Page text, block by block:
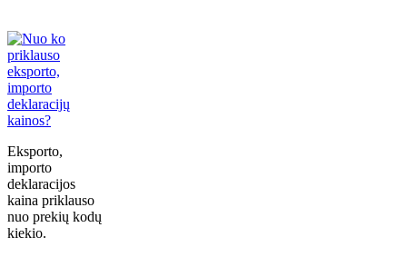
Eksporto,
importo
deklaracijos
kaina priklauso
nuo prekių kodų
kiekio.